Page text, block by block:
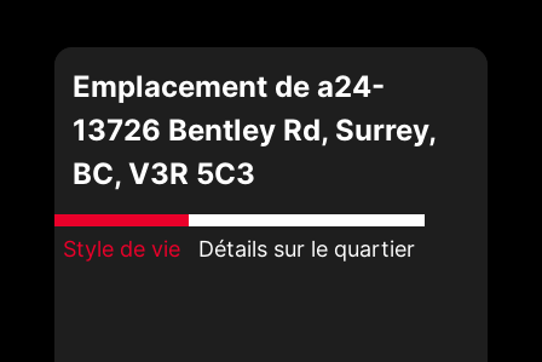
Emplacement de a24-
13726 Bentley Rd, Surrey,
BC, V3R 5C3
Style de vie Détails sur le quartier